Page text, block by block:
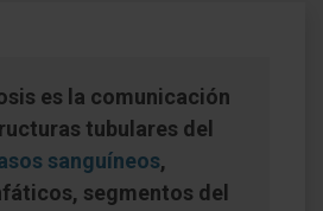
es la comunicación
tubulares del
sanguíneos,
segmentos del